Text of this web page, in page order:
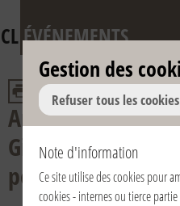
CLÉVÉNEMENTS
Anniversaire de
Giussani et de la
pontificale de la
Gestion des
Refuser tous les cookies
Note d'information
Ce site utilise des cookies pour
cookies - internes ou tierce